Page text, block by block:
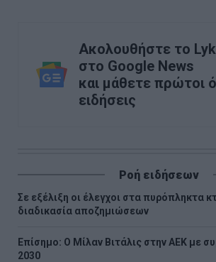
Ακολουθήστε το
στο Google News
και μάθετε πρώτοι
ειδήσεις
Ροή ειδήσεων
Σε εξέλιξη οι έλεγχοι στα πυρόπληκτα
διαδικασία αποζημιώσεων
Επίσημο: Ο Μίλαν Βιτάλις στην ΑΕΚ με
2030